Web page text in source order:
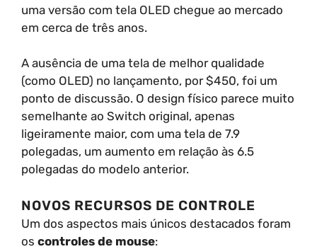
uma versão com tela OLED chegue ao mercado
em cerca de três anos.
A ausência de uma tela de melhor qualidade
(como OLED) no lançamento, por $450, foi um
ponto de discussão. O design físico parece muito
semelhante ao Switch original, apenas
ligeiramente maior, com uma tela de 7.9
polegadas, um aumento em relação às 6.5
polegadas do modelo anterior.
NOVOS RECURSOS DE CONTROLE
Um dos aspectos mais únicos destacados foram
os controles de mouse: